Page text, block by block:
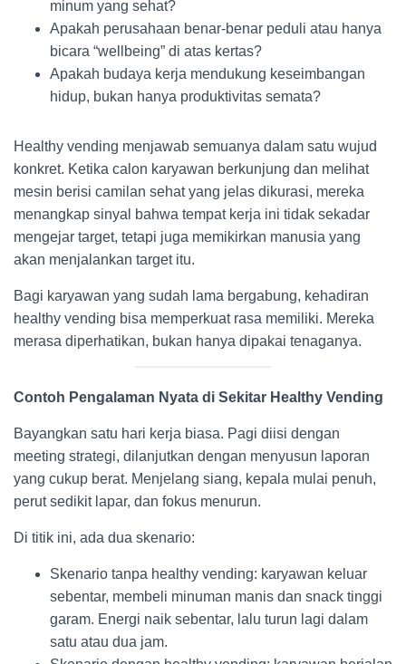
minum yang sehat?
Apakah perusahaan benar-benar peduli atau hanya
bicara “wellbeing” di atas kertas?
Apakah budaya kerja mendukung keseimbangan
hidup, bukan hanya produktivitas semata?
Healthy vending menjawab semuanya dalam satu wujud
konkret. Ketika calon karyawan berkunjung dan melihat
mesin berisi camilan sehat yang jelas dikurasi, mereka
menangkap sinyal bahwa tempat kerja ini tidak sekadar
mengejar target, tetapi juga memikirkan manusia yang
akan menjalankan target itu.
Bagi karyawan yang sudah lama bergabung, kehadiran
healthy vending bisa memperkuat rasa memiliki. Mereka
merasa diperhatikan, bukan hanya dipakai tenaganya.
Contoh Pengalaman Nyata di Sekitar Healthy Vending
Bayangkan satu hari kerja biasa. Pagi diisi dengan
meeting strategi, dilanjutkan dengan menyusun laporan
yang cukup berat. Menjelang siang, kepala mulai penuh,
perut sedikit lapar, dan fokus menurun.
Di titik ini, ada dua skenario:
Skenario tanpa healthy vending: karyawan keluar
sebentar, membeli minuman manis dan snack tinggi
garam. Energi naik sebentar, lalu turun lagi dalam
satu atau dua jam.